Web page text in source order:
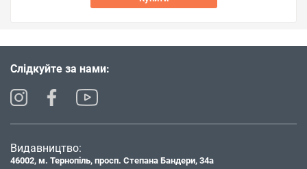
Слідкуйте за нами:
Видавництво:
46002, м. Тернопіль, просп. Степана Бандери, 34а